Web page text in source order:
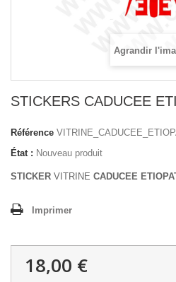
Agrandir
STICKERS CADUCEE
Référence
État : Nouveau produit
STICKER VITRINE CADUCEE
Imprimer
18,00 €